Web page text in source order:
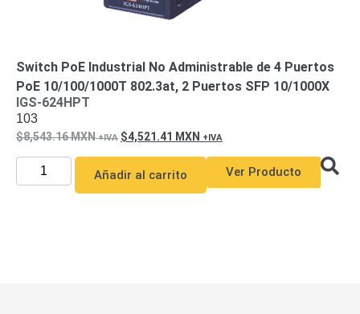
Switch PoE Industrial No Administrable de 4 Puertos
PoE 10/100/1000T 802.3at, 2 Puertos SFP 10/1000X
IGS-624HPT
103
8,543.16MXN 4,521.41 MXN
Añadir al carrito Ver Producto